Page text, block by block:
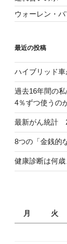
ウォーレン・
最近の投稿
ハイブリッド
過去16年間の
4％ずつ使うの
最新がん統計
8つの「金銭的
健康診断は何歳
月
火